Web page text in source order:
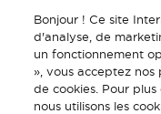
Service client
Bonjour ! Ce site
d'analyse, de
un fonctionnement
», vous acceptez
de cookies. Pour
nous utilisons les